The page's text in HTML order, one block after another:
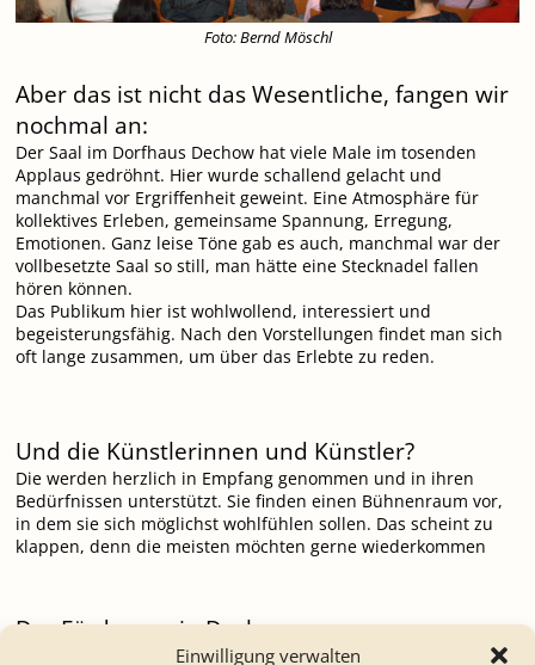
Einwilligung verwalten
Foto: Bernd Möschl
Aber das ist nicht das Wesentliche, fangen wir
nochmal an:
Der Saal im Dorfhaus Dechow hat viele Male im tosenden
Applaus gedröhnt. Hier wurde schallend gelacht und
manchmal vor Ergriffenheit geweint. Eine Atmosphäre für
kollektives Erleben, gemeinsame Spannung, Erregung,
Emotionen. Ganz leise Töne gab es auch, manchmal war der
vollbesetzte Saal so still, man hätte eine Stecknadel fallen
hören können.
Das Publikum hier ist wohlwollend, interessiert und
begeisterungsfähig. Nach den Vorstellungen findet man sich
oft lange zusammen, um über das Erlebte zu reden.
Und die Künstlerinnen und Künstler?
Die werden herzlich in Empfang genommen und in ihren
Bedürfnissen unterstützt. Sie finden einen Bühnenraum vor,
in dem sie sich möglichst wohlfühlen sollen. Das scheint zu
klappen, denn die meisten möchten gerne wiederkommen
Der Förderverein Dechow